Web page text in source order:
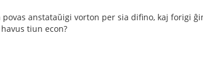
anstataŭigi vorton per sia difino, kaj forigi
tiun econ?